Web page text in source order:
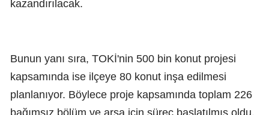
kazandırılacak.
Bunun yanı sıra, TOKİ'nin 500 bin konut projesi
kapsamında ise ilçeye 80 konut inşa edilmesi
planlanıyor. Böylece proje kapsamında toplam 226
bağımsız bölüm ve arsa için süreç başlatılmış oldu.